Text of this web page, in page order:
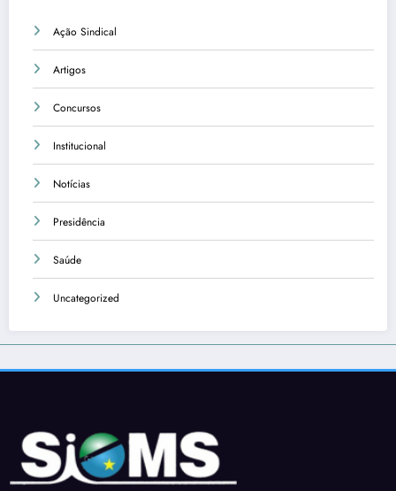
Ação Sindical
Artigos
Concursos
Institucional
Notícias
Presidência
Saúde
Uncategorized